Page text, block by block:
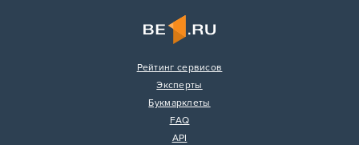
Рейтинг сервисов
Эксперты
Букмарклеты
FAQ
API